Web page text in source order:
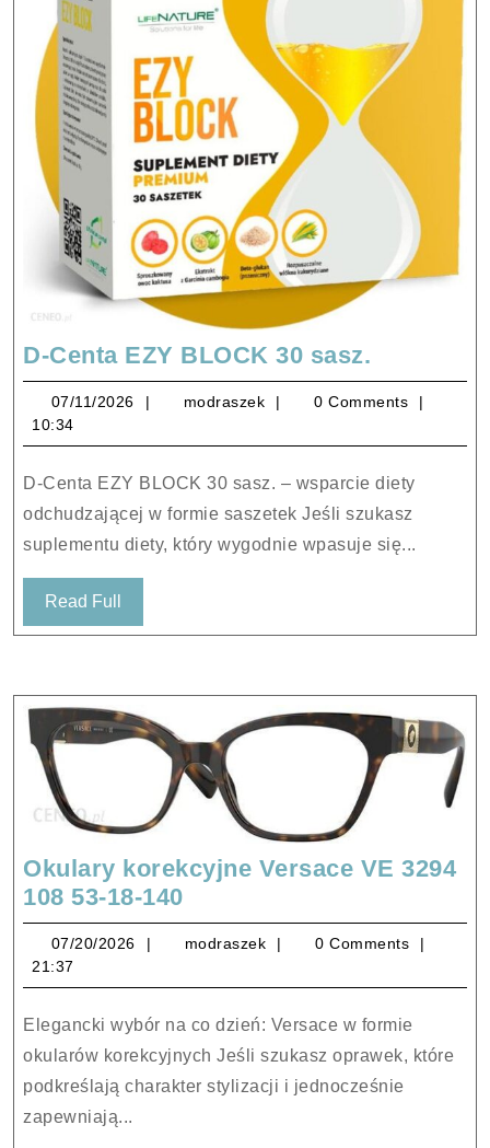
D-Centa EZY BLOCK 30 sasz.
Centa
EZY
BLOCK
sasz.
07/11/2026 07/11/2026
modraszek modraszek
0 Comments
10:34
D-Centa EZY BLOCK 30 sasz. – wsparcie diety
odchudzającej w formie saszetek Jeśli szukasz
suplementu diety, który wygodnie wpasuje się...
Read Full
Full
Okulary korekcyjne Versace VE 3294
108 53-18-140Okulary
korekcyjne
Versace
VE
108
53-
18-
07/20/2026 07/20/2026
modraszek modraszek
0 Comments
21:37
Elegancki wybór na co dzień: Versace w formie
okularów korekcyjnych Jeśli szukasz oprawek, które
podkreślają charakter stylizacji i jednocześnie
zapewniają...